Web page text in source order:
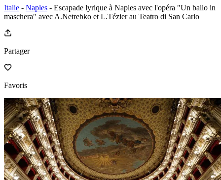
Italie - Naples - Escapade lyrique à Naples avec l'opéra "Un ballo in
maschera" avec A.Netrebko et L.Tézier au Teatro di San Carlo
Partager
Favoris